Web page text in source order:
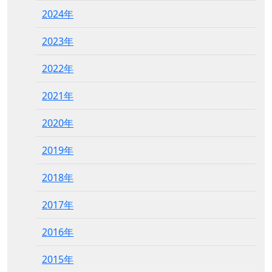
2024年
2023年
2022年
2021年
2020年
2019年
2018年
2017年
2016年
2015年